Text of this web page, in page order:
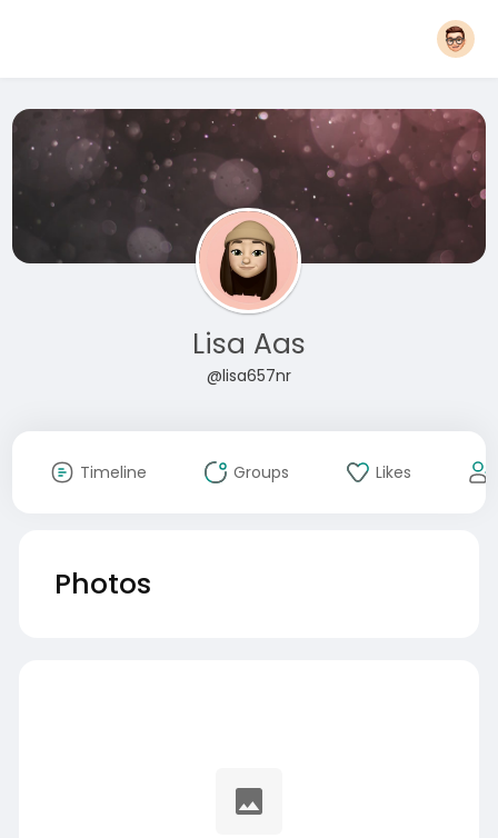
Lisa Aas
@lisa657nr
Timeline Groups Likes
Photos